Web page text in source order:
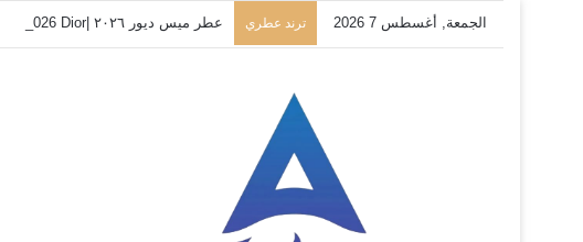
الجمعة, أغسطس 7 2026 ترند عطري عطر ميس ديور ٢٠٢٦ |Miss Dior EDP 2026 Dior